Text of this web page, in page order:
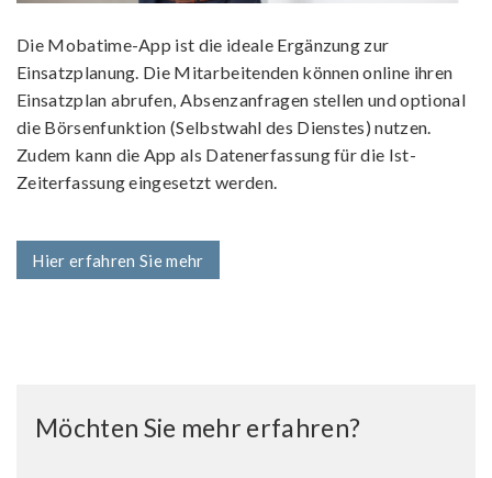
Die Mobatime-App ist die ideale Ergänzung zur
Einsatzplanung. Die Mitarbeitenden können online ihren
Einsatzplan abrufen, Absenzanfragen stellen und optional
die Börsenfunktion (Selbstwahl des Dienstes) nutzen.
Zudem kann die App als Datenerfassung für die Ist-
Zeiterfassung eingesetzt werden.
Hier erfahren Sie mehr
Möchten Sie mehr erfahren?